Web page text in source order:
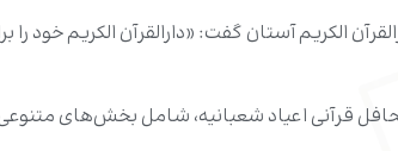
الکریم آستان گفت: «دارالقرآن الکریم خود
قرآنی اعیاد شعبانیه، شامل بخش‌های